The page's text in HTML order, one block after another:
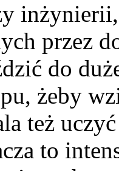
przez
do
żeby
też
to